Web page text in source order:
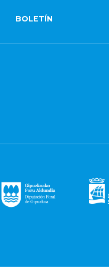
BOLETÍN